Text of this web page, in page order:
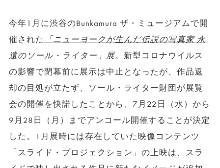
今年1月に渋谷のBunkamura ザ・ミュージアムで開
催された
「ニューヨークが生んだ伝説の写真家 永
遠のソール・ライター」展。新型コロナウイルス
の影響で閉幕前に展示は中止となったが、作品返
却の目処が立たず、ソール・ライター財団が展覧
会の開催を快諾したことから、7月22日（水）から
9月28日（月）までアンコール開催することが決定
した。1月展時には存在していた映像コンテンツ
「スライド・プロジェクション」の上映は、スラ